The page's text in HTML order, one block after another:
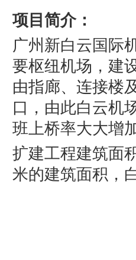
项目简介：
广州新白云国际
要枢纽机场，建
由指廊、连接楼
口，由此白云机
班上桥率大大增
扩建工程建筑面
米的建筑面积，